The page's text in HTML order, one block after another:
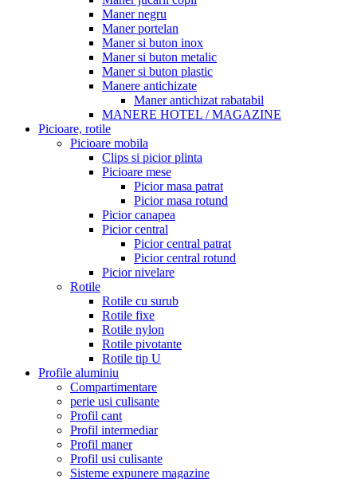
Maner negru
Maner portelan
Maner si buton inox
Maner si buton metalic
Maner si buton plastic
Manere antichizate
Maner antichizat rabatabil
MANERE HOTEL / MAGAZINE
Picioare, rotile
Picioare mobila
Clips si picior plinta
Picioare mese
Picior masa patrat
Picior masa rotund
Picior canapea
Picior central
Picior central patrat
Picior central rotund
Picior nivelare
Rotile
Rotile cu surub
Rotile fixe
Rotile nylon
Rotile pivotante
Rotile tip U
Profile aluminiu
Compartimentare
perie usi culisante
Profil cant
Profil intermediar
Profil maner
Profil usi culisante
Sisteme expunere magazine